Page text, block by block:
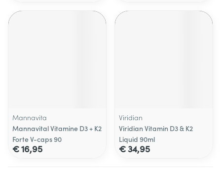
Mannavita
Mannavital Vitamine D3 + K2
Forte V-caps 90
€ 16,95
Viridian
Viridian Vitamin D3 & K2
Liquid 90ml
€ 34,95